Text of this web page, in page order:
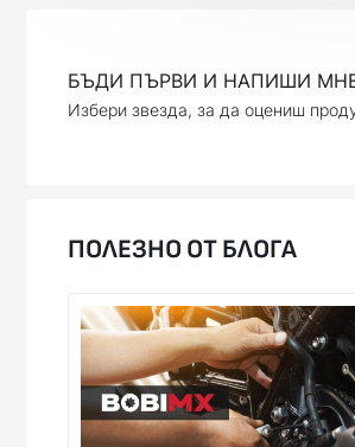
БЪДИ ПЪРВИ И НАПИШИ
Избери звезда, за да оцениш
ПОЛЕЗНО ОТ БЛОГА